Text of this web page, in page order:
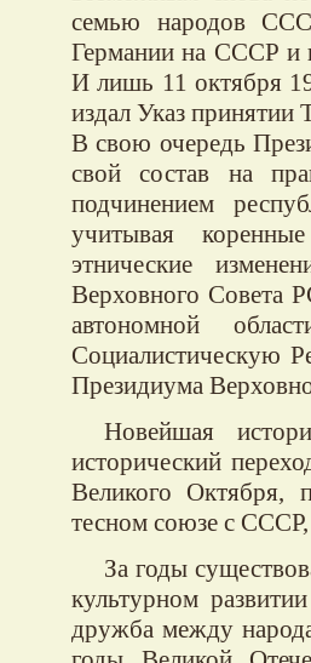
семью народов
Германии на СССР и
И лишь 11 октября
издал Указ
В свою очередь
свой состав на
подчинением
учитывая
этнические
Верховного Совета
автономной
Социалистическую
Президиума
Новейшая
исторический
Великого Октября,
тесном союзе с
За годы
культурном
дружба между